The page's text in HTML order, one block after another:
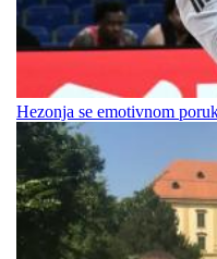
Hezonja se emotivnom